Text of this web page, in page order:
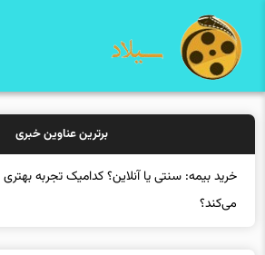
برترین عناوین خبری
خرید بیمه: سنتی یا آنلاین؟ کدامیک تجربه
می‌کند؟